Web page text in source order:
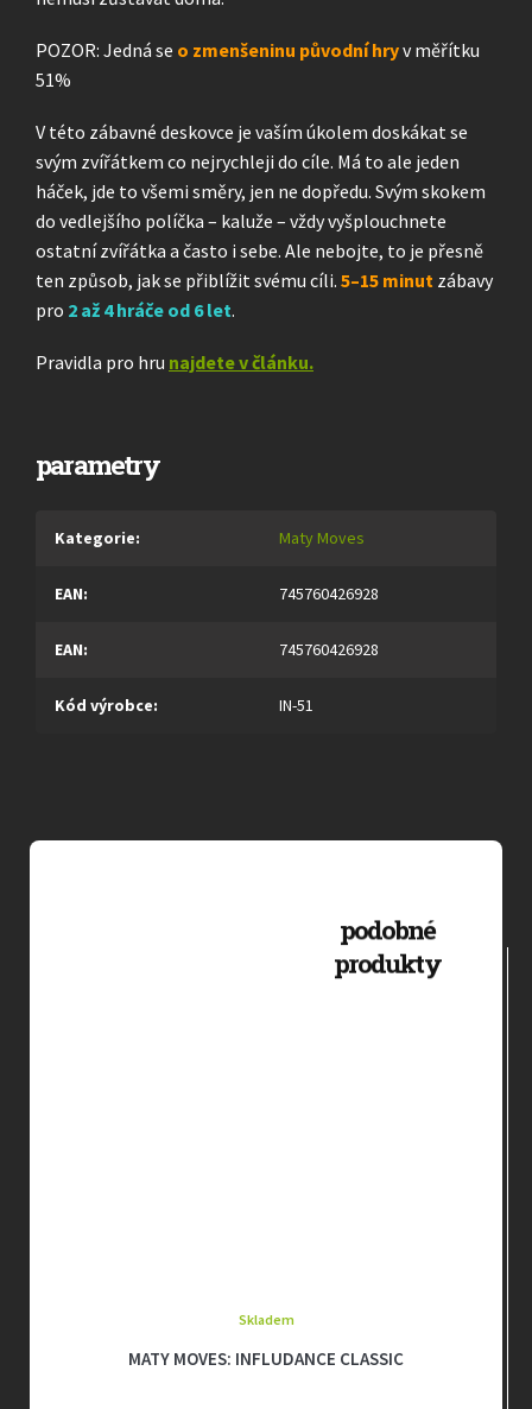
POZOR: Jedná se o zmenšeninu původní hryv měřítku
51%
V této zábavné deskovce je vaším úkolem doskákat se
svým zvířátkem co nejrychleji do cíle. Má to ale jeden
háček, jde to všemi směry, jen ne dopředu. Svým skokem
do vedlejšího políčka – kaluže – vždy vyšplouchnete
ostatní zvířátka a často i sebe. Ale nebojte, to je přesně
ten způsob, jak se přiblížit svému cíli. 5–15 minut zábavy
pro 2 až 4 hráče od 6 let.
Pravidla pro hru najdete v článku.
parametry
Kategorie: Maty Moves
EAN: 745760426928
EAN: 745760426928
Kód výrobce: IN-51
MATY MOVES: INFLUDANCE CLASSIC
Skladem